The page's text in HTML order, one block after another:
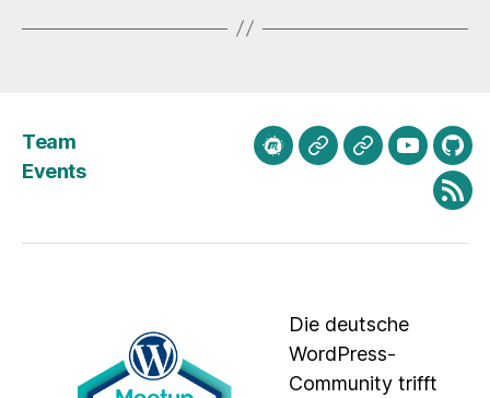
Team
Events
meetup.com
Mastodon
BlueskyYoutube
Die deutsche
WordPress-
Community trifft